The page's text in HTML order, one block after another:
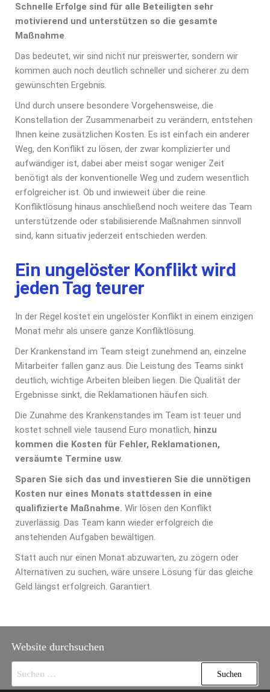
Schnelle Erfolge sind für alle Beteiligten sehr
motivierend und unterstützen so die gesamte
Maßnahme
Das bedeutet, wir sind nicht nur preiswerter, sondern wir
kommen auch noch deutlich schneller und sicherer zu dem
gewünschten Ergebnis.
Und durch unsere besondere Vorgehensweise, die
Konstellation der Zusammenarbeit zu verändern, entstehen
Ihnen keine zusätzlichen Kosten. Es ist einfach ein anderer
Weg, den Konflikt zu lösen, der zwar komplizierter und
aufwändiger ist, dabei aber meist sogar weniger Zeit
benötigt als der konventionelle Weg und zudem wesentlich
erfolgreicher ist. Ob und inwieweit über die reine
Konfliktlösung hinaus anschließend noch weitere das Team
unterstützende oder stabilisierende Maßnahmen sinnvoll
sind, kann situativ jederzeit entschieden werden.
Ein ungelöster Konflikt wird
jeden Tag teurer
In der Regel kostet ein ungelöster Konflikt in einem einzigen
Monat mehr als unsere ganze Konfliktlösung.
Der Krankenstand im Team steigt zunehmend an, einzelne
Mitarbeiter fallen ganz aus. Die Leistung des Teams sinkt
deutlich, wichtige Arbeiten bleiben liegen. Die Qualität der
Ergebnisse sinkt, die Reklamationen häufen sich.
Die Zunahme des Krankenstandes im Team ist teuer und
kostet schnell viele tausend Euro monatlich, hinzu
kommen die Kosten für Fehler, Reklamationen,
versäumte Termine usw
Sparen Sie sich das und investieren Sie die unnötigen
Kosten nur eines Monats stattdessen in eine
qualifizierte Maßnahme. Wir lösen den Konflikt
zuverlässig. Das Team kann wieder erfolgreich die
anstehenden Aufgaben bewältigen.
Statt auch nur einen Monat abzuwarten, zu zögern oder
Alternativen zu suchen, wäre unsere Lösung für das gleiche
Geld längst erfolgreich. Garantiert.
Website durchsuchen